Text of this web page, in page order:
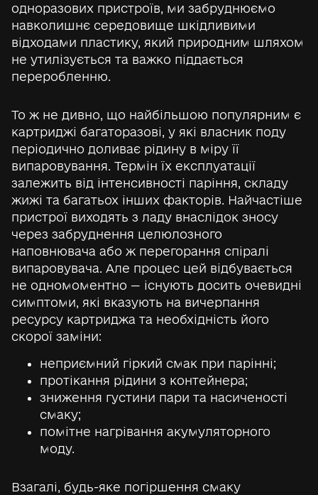
одноразових пристроїв, ми забруднюємо
навколишнє середовище шкідливими
відходами пластику, який природним шляхом
не утилізується та важко піддається
переробленню.
То ж не дивно, що найбільшою популярним є
картриджі багаторазові, у які власник поду
періодично доливає рідину в міру її
випаровування. Термін їх експлуатації
залежить від інтенсивності паріння, складу
жижі та багатьох інших факторів. Найчастіше
пристрої виходять з ладу внаслідок зносу
через забруднення целюлозного
наповнювача або ж перегорання спіралі
випаровувача. Але процес цей відбувається
не одномоментно — існують досить очевидні
симптоми, які вказують на вичерпання
ресурсу картриджа та необхідність його
скорої заміни:
неприємний гіркий смак при парінні;
протікання рідини з контейнера;
зниження густини пари та насиченості
смаку;
помітне нагрівання акумуляторного
моду.
Взагалі, будь-яке погіршення смаку